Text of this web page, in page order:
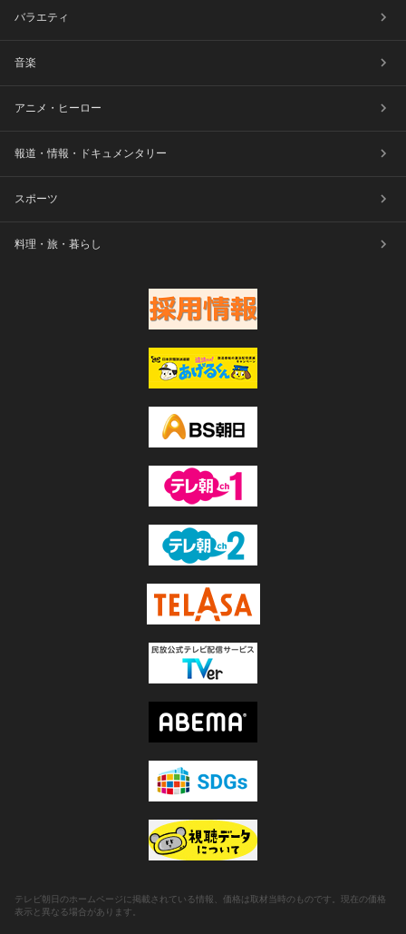
バラエティ
音楽
アニメ・ヒーロー
報道・情報・ドキュメンタリー
スポーツ
料理・旅・暮らし
テレビ朝日のホームページに掲載されている情報、価格は取材当時のものです。現在の価格
表示と異なる場合があります。